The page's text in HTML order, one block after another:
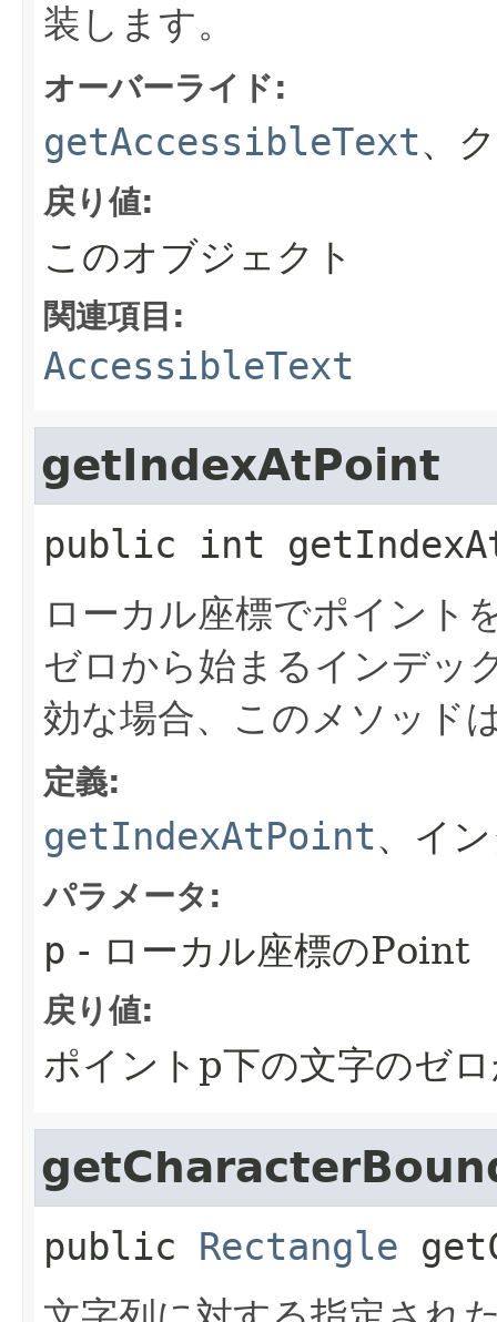
装します。
オーバーライド:
getAccessibleText、
戻り値:
このオブジェクト
関連項目:
AccessibleText
getIndexAtPoint
public int
ローカル座標でポイント
ゼロから始まるインデッ
効な場合、このメソッド
定義:
getIndexAtPoint、イ
パラメータ:
p - ローカル座標のPoint
戻り値:
ポイントp下の文字のゼ
public Rectangle